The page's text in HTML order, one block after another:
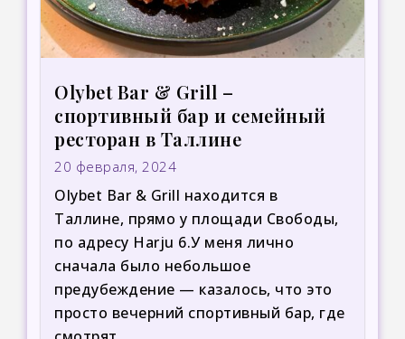
Olybet Bar & Grill –
спортивный бар и семейный
ресторан в Таллине
20 февраля, 2024
Olybet Bar & Grill находится в
Таллине, прямо у площади Свободы,
по адресу Harju 6.У меня лично
сначала было небольшое
предубеждение — казалось, что это
просто вечерний спортивный бар, где